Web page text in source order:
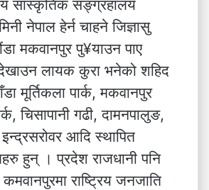
सांस्कृतिक सङ्ग्रहालय
नेपाल हेर्न चाहने जिज्ञासु
मकवानपुर पु¥याउन पाए
लायक कुरा भनेको शहिद
मूर्तिकला पार्क, मकवानपुर
चिसापानी गढी, दामनपालुङ,
आदि स्थापित
हुन् । प्रदेश राजधानी पनि
राष्ट्रिय जनजाति